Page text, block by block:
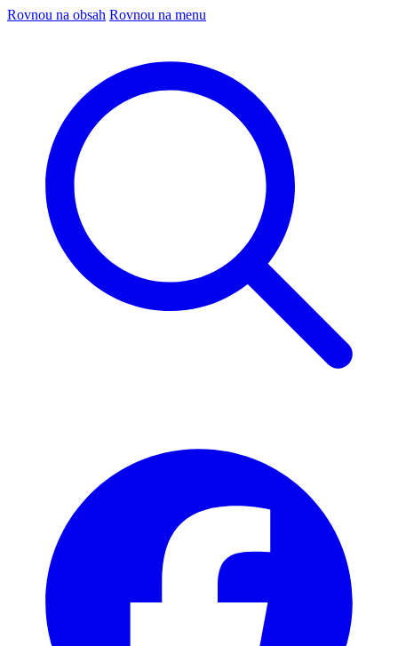
Rovnou na obsah Rovnou na menu